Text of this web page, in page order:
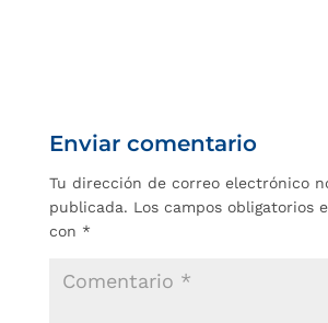
Enviar comentario
Tu dirección de correo electrónico
publicada. Los campos obligatorios
con *